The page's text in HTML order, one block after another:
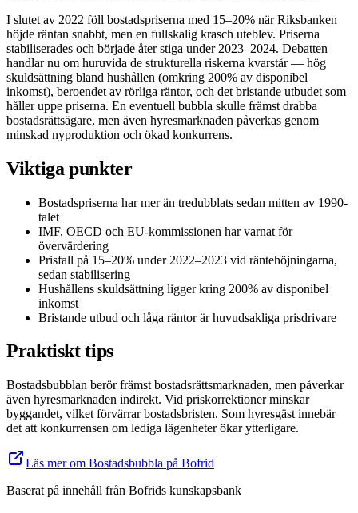
I slutet av 2022 föll bostadspriserna med 15–20% när Riksbanken
höjde räntan snabbt, men en fullskalig krasch uteblev. Priserna
stabiliserades och började åter stiga under 2023–2024. Debatten
handlar nu om huruvida de strukturella riskerna kvarstår — hög
skuldsättning bland hushållen (omkring 200% av disponibel
inkomst), beroendet av rörliga räntor, och det bristande utbudet som
håller uppe priserna. En eventuell bubbla skulle främst drabba
bostadsrättsägare, men även hyresmarknaden påverkas genom
minskad nyproduktion och ökad konkurrens.
Viktiga punkter
Bostadspriserna har mer än tredubblats sedan mitten av 1990-
talet
IMF, OECD och EU-kommissionen har varnat för
övervärdering
Prisfall på 15–20% under 2022–2023 vid räntehöjningarna,
sedan stabilisering
Hushållens skuldsättning ligger kring 200% av disponibel
inkomst
Bristande utbud och låga räntor är huvudsakliga prisdrivare
Praktiskt tips
Bostadsbubblan berör främst bostadsrättsmarknaden, men påverkar
även hyresmarknaden indirekt. Vid priskorrektioner minskar
byggandet, vilket förvärrar bostadsbristen. Som hyresgäst innebär
det att konkurrensen om lediga lägenheter ökar ytterligare.
Läs mer om Bostadsbubbla på Bofrid
Baserat på innehåll från Bofrids kunskapsbank